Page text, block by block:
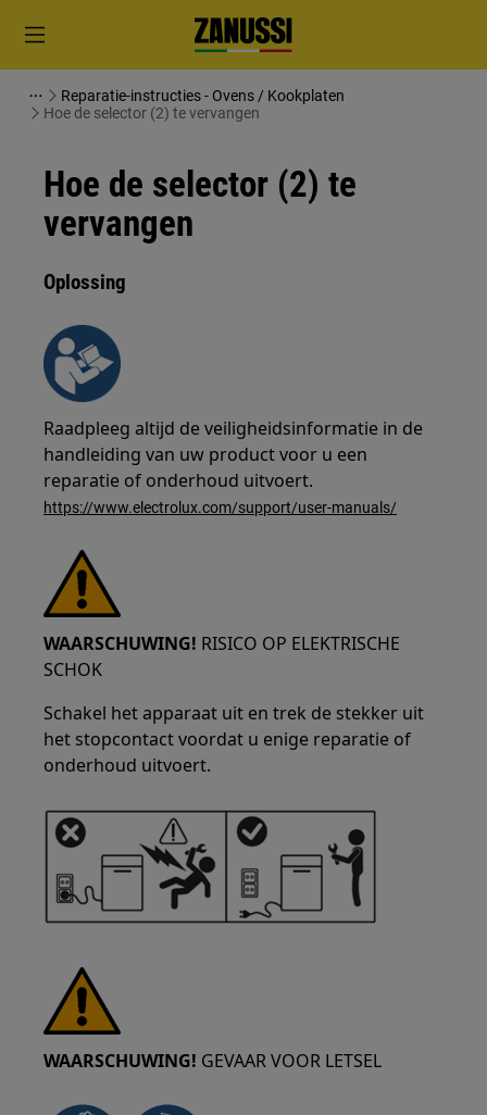
Reparatie-instructies - Ovens / Kookplaten
Hoe de selector (2) te vervangen
Hoe de selector (2) te
vervangen
Oplossing
Raadpleeg altijd de veiligheidsinformatie in de
handleiding van uw product voor u een
reparatie of onderhoud uitvoert.
https://www.electrolux.com/support/user-manuals/
WAARSCHUWING! RISICO OP ELEKTRISCHE
SCHOK
Schakel het apparaat uit en trek de stekker uit
het stopcontact voordat u enige reparatie of
onderhoud uitvoert.
WAARSCHUWING! GEVAAR VOOR LETSEL